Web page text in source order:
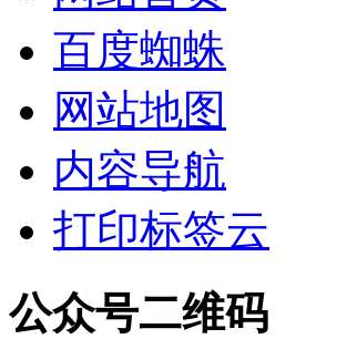
百度蜘蛛
网站地图
内容导航
打印标签云
公众号二维码